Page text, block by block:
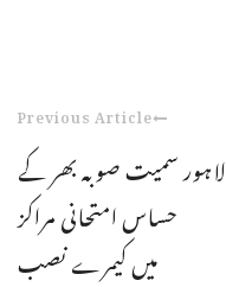
Previous Article
لاہور سمیت صوبہ بھر کے
حساس امتحانی مراکز
میں کیمرے نصب